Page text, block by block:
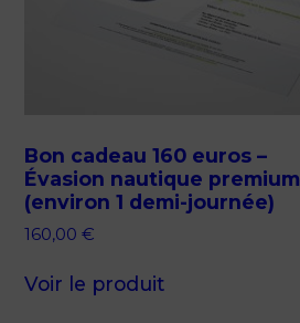
Bon cadeau 160 euros –
Évasion nautique premium
(environ 1 demi-journée)
160,00€
Voir le produit